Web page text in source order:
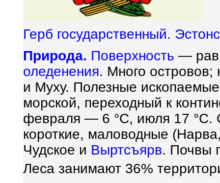
Герб государственный.
Природа. Поверхность —
оледенения. Много
и Муху. Полезные
морской, переходный к
февраля — 6 °С, июля 17 °С.
короткие, маловодные
Чудское и Выртсъярв. Почвы
Леса занимают 36%